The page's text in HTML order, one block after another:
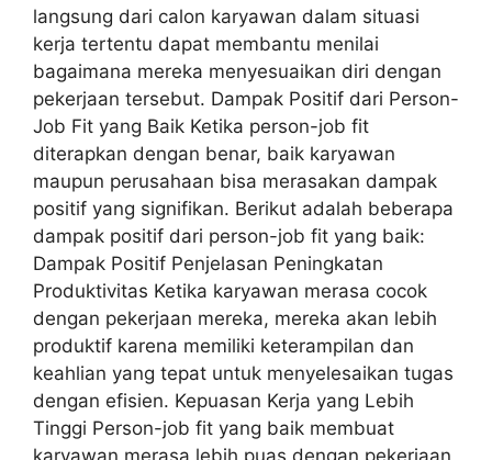
langsung dari calon karyawan dalam situasi
kerja tertentu dapat membantu menilai
bagaimana mereka menyesuaikan diri dengan
pekerjaan tersebut. Dampak Positif dari Person-
Job Fit yang Baik Ketika person-job fit
diterapkan dengan benar, baik karyawan
maupun perusahaan bisa merasakan dampak
positif yang signifikan. Berikut adalah beberapa
dampak positif dari person-job fit yang baik:
Dampak Positif Penjelasan Peningkatan
Produktivitas Ketika karyawan merasa cocok
dengan pekerjaan mereka, mereka akan lebih
produktif karena memiliki keterampilan dan
keahlian yang tepat untuk menyelesaikan tugas
dengan efisien. Kepuasan Kerja yang Lebih
Tinggi Person-job fit yang baik membuat
karyawan merasa lebih puas dengan pekerjaan